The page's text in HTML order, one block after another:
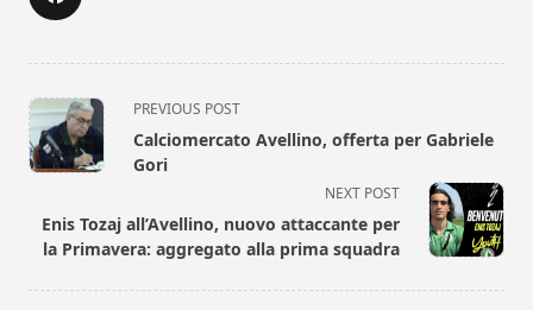
<span
class="nav-
subtitle
reader-
text">Page</span>
PREVIOUS POST
Calciomercato Avellino, offerta per Gabriele
Gori
NEXT POST
Enis Tozaj all’Avellino, nuovo attaccante per
la Primavera: aggregato alla prima squadra